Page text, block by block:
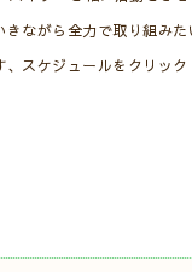
ながら全力で取り組み
スケジュールをクリッ